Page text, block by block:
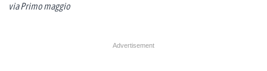
via Primo maggio